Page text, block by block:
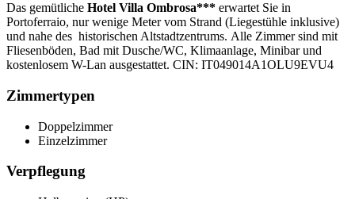
Das gemütliche Hotel Villa Ombrosa*** erwartet Sie in
Portoferraio, nur wenige Meter vom Strand (Liegestühle inklusive)
und nahe des historischen Altstadtzentrums. Alle Zimmer sind mit
Fliesenböden, Bad mit Dusche/WC, Klimaanlage, Minibar und
kostenlosem W-Lan ausgestattet. CIN: IT049014A1OLU9EVU4
Zimmertypen
Doppelzimmer
Einzelzimmer
Verpflegung